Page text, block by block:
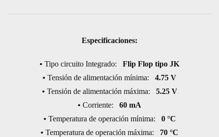
JK
TTL
cantidad
Especificaciones:
• Tipo circuito Integrado: Flip Flop tipo JK
• Tensión de alimentación mínima:
4.75 V
• Tensión de alimentación máxima: 5.25 V
• Corriente:
60 mA
• Temperatura de operación mínima:
0 °C
• Temperatura de operación máxima:
70 °C